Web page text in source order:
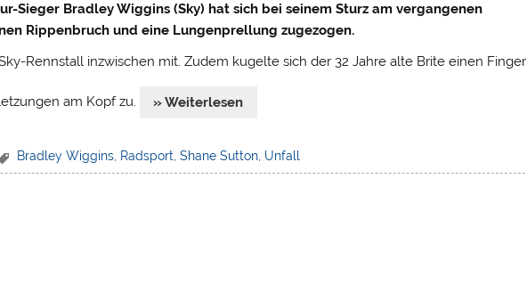
Sieger Bradley Wiggins (Sky) hat sich bei seinem Sturz am vergangenen
Rippenbruch und eine Lungenprellung zugezogen.
Rennstall inzwischen mit. Zudem kugelte sich der 32 Jahre alte Brite einen Finger
am Kopf zu. » Weiterlesen
Bradley Wiggins, Radsport, Shane Sutton, Unfall